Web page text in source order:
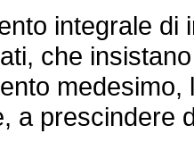
integrale di
che
a prescindere